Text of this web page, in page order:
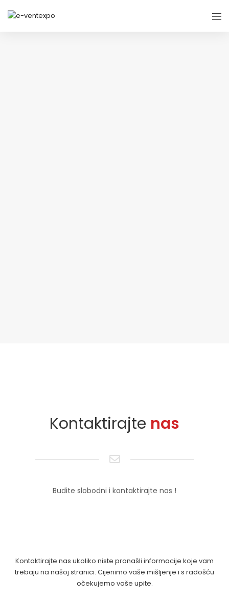
Kontaktirajte nas
Budite slobodni i kontaktirajte nas !
Kontaktirajte nas ukoliko niste pronašli informacije koje vam
trebaju na našoj stranici. Cijenimo vaše mišljenje i s radošću
očekujemo vaše upite.